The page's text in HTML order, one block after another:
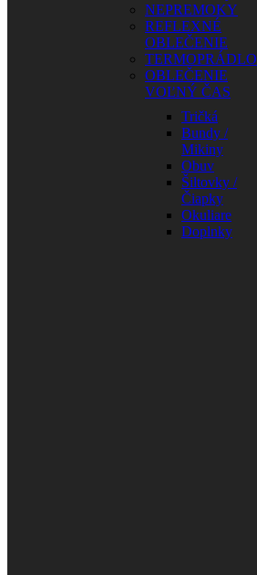
NEPREMOKY
REFLEXNÉ
OBLEČENIE
TERMOPRÁDLO
OBLEČENIE
VOĽNÝ ČAS
Tričká
Bundy /
Mikiny
Obuv
Šiltovky /
Čiapky
Okuliare
Doplnky